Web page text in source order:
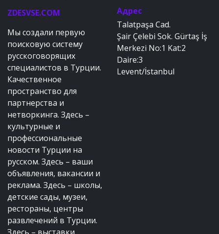
ZDESVSE.COM
Мы создали первую
поисковую систему
русскоговорящих
специалистов в Турции.
Качественное
пространство для
партнерства и
нетворкинга. Здесь –
культурные и
профессиональные
новости Турции на
русском. Здесь – ваши
объявления, вакансии и
реклама. Здесь – школы,
детские сады, музеи,
рестораны, центры
развлечений в Турции.
Адрес
Talatpaşa Cad.
Şair Çelebi Sok. Gürtaş İş
Merkezi No:1 Kat:2
Daire:3
Levent/İstanbul